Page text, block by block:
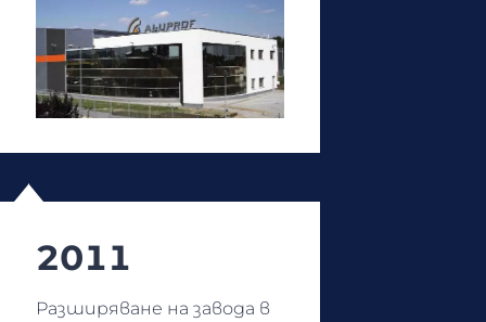
2011
Разширяване на завода в